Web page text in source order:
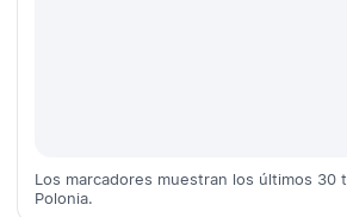
Los marcadores muestran los últimos 30
Polonia.